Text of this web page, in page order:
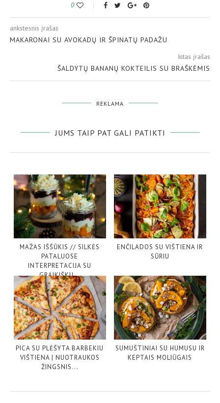
0
ankstesnis įrašas
MAKARONAI SU AVOKADŲ IR ŠPINATŲ PADAŽU
kitas įrašas
ŠALDYTŲ BANANŲ KOKTEILIS SU BRAŠKĖMIS
REKLAMA
JUMS TAIP PAT GALI PATIKTI
MAŽAS IŠŠŪKIS // SILKĖS
PATALUOSE
INTERPRETACIJA SU
GRAIKIŠKU...
ENČILADOS SU VIŠTIENA IR
SŪRIU
PICA SU PLĖŠYTA BARBEKIU
VIŠTIENA | NUOTRAUKOS
ŽINGSNIS...
SUMUŠTINIAI SU HUMUSU IR
KEPTAIS MOLIŪGAIS